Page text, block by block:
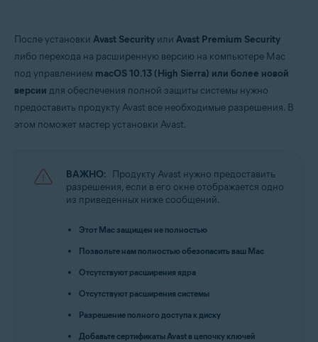
Продукты:
Avast Security 15.x для Mac
Операционные системы:
Apple macOS 15.x (Sequoia)
Apple macOS 12.x (Monterey)
Apple macOS 11.x (Big Sur)
Apple macOS 10.15.x (Catalina)
Apple macOS 10.14.x (Mojave)
После установки Avast Security или Avast Premium Security
либо перехода на расширенную версию на компьютере Mac
под управлением macOS 10.13 (High Sierra) или более новой
версии для обеспечения полной защиты системы нужно
предоставить продукту Avast все необходимые разрешения. В
этом поможет мастер установки Avast.
ВАЖНО: Продукту Avast нужно предоставить
разрешения, если в его окне отображается одно
из приведенных ниже сообщений.
Этот Mac защищен не полностью
Позвольте нам полностью обезопасить ваш Mac
Отсутствуют расширения ядра
Отсутствуют расширения системы
Разрешение полного доступа к диску
Добавьте сертификаты Avast в цепочку ключей